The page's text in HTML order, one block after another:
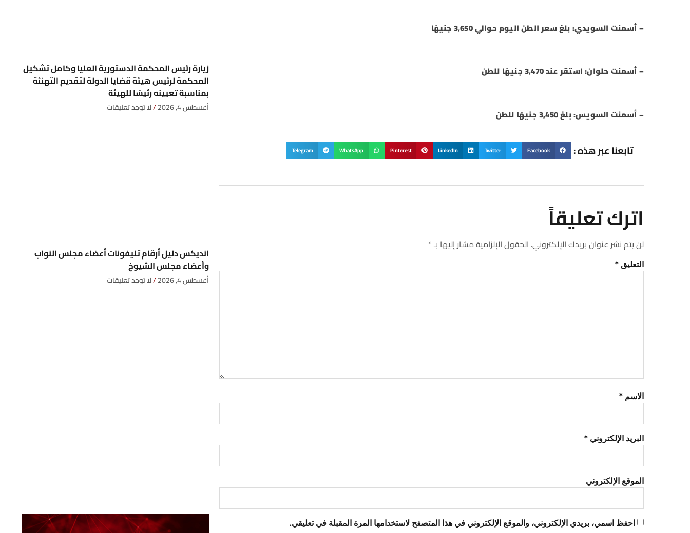
– أسمنت السويدي: بلغ سعر الطن اليوم حوالي 3,650 جنيهًا
– أسمنت حلوان: استقر عند 3,470 جنيهًا للطن
– أسمنت السويس: بلغ 3,450 جنيهًا للطن
تابعنا عبر هذه : Facebook
Twitter
LinkedIn
Pinterest
WhatsApp
Telegram
اترك تعليقاً
لن يتم نشر عنوان بريدك الإلكتروني. الحقول الإلزامية مشار إليها بـ*
التعليق *
الاسم *
البريد الإلكتروني *
الموقع الإلكتروني
احفظ اسمي، بريدي الإلكتروني، والموقع الإلكتروني في هذا المتصفح لاستخدامها المرة المقبلة في تعليقي.
زيارة رئيس المحكمة الدستورية العليا وكامل تشكيل
المحكمة لرئيس هيئة قضايا الدولة لتقديم التهنئة
بمناسبة تعيينه رئيسًا للهيئة
أغسطس 4, 2026 لا توجد تعليقات
انديكس دليل أرقام تليفونات أعضاء مجلس النواب
وأعضاء مجلس الشيوخ
أغسطس 4, 2026 لا توجد تعليقات